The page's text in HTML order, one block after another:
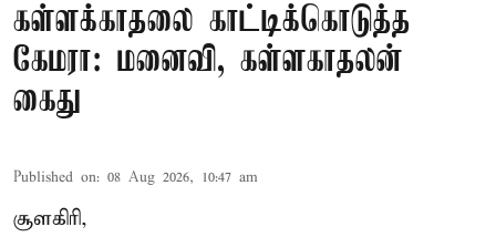
கள்ளக்காதலை காட்டிக்கொடுத்த
கேமரா: மனைவி, கள்ளகாதலன்
கைது
Published on: 08 Aug 2026, 10:47 am
சூளகிரி,